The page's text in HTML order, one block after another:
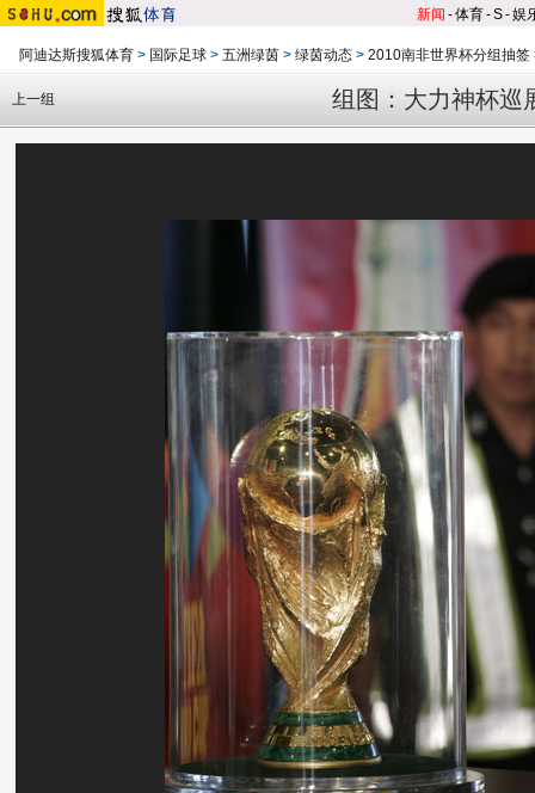
新闻 -体育-S-娱
阿迪达斯搜狐体育 > 国际足球 > 五洲绿茵 > 绿茵动态 > 2010南非世界杯分组抽签
组图：大力神杯巡
上一组